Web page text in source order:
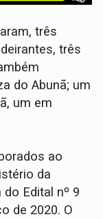
três
três
do Abunã; um
um em
ao
da
Edital nº 9
de 2020. O